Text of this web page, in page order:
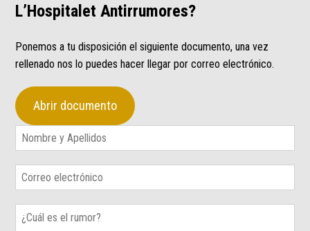
L’Hospitalet Antirrumores?
Ponemos a tu disposición el siguiente documento, una vez
rellenado nos lo puedes hacer llegar por correo electrónico.
Abrir documento